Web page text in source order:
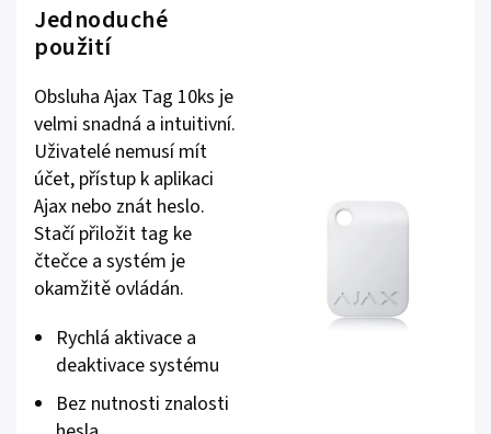
Jednoduché
použití
Obsluha Ajax Tag 10ks je
velmi snadná a intuitivní.
Uživatelé nemusí mít
účet, přístup k aplikaci
Ajax nebo znát heslo.
Stačí přiložit tag ke
čtečce a systém je
okamžitě ovládán.
Rychlá aktivace a
deaktivace systému
Bez nutnosti znalosti